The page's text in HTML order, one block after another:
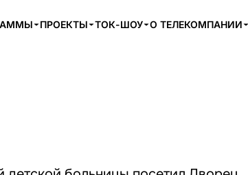
ПРОЕКТЫ ТОК-ШОУ О ТЕЛЕКОМПАНИИ